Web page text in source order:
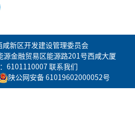
咸新区开发建设管理委员会
源金融贸易区能源路201号西咸大厦
6101110007 联系我们
陕公网安备 61019602000052号